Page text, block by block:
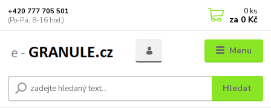
Menu
Hledat
+420 777 705 501
(Po-Pá, 8-16 hod.)
0 ks
za 0 Kč